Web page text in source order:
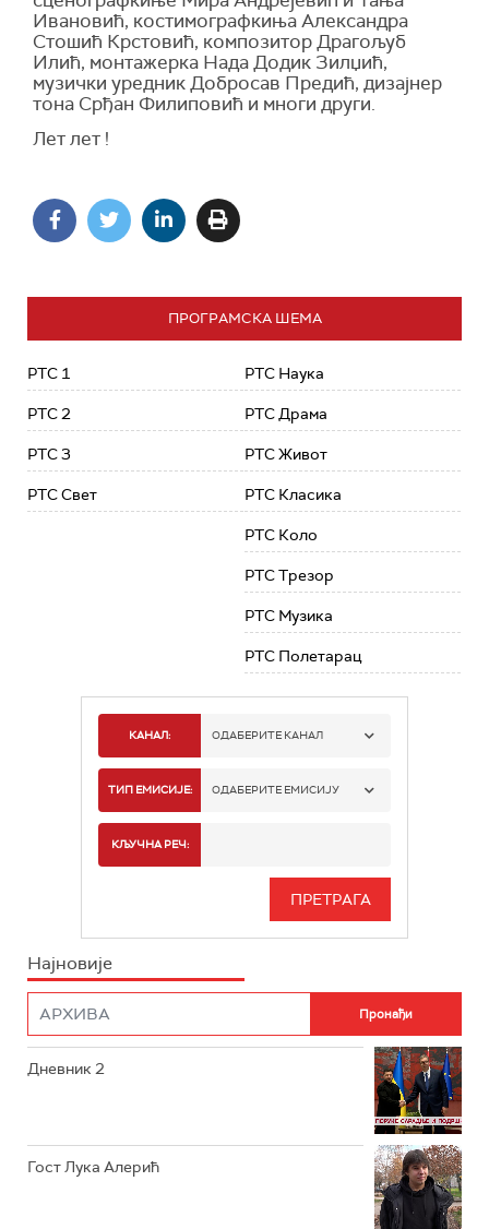
Ивановић, костимографкиња Александра
Стошић Крстовић, композитор Драгољуб
Илић, монтажерка Нада Додик Зилџић,
музички уредник Добросав Предић, дизајнер
тона Срђан Филиповић и многи други.
Лет лет !
ПРОГРАМСКА ШЕМА
РТС 1
РТС 2
РТС 3
РТС Свет
РТС Наука
РТС Драма
РТС Живот
РТС Класика
РТС Коло
РТС Трезор
РТС Музика
РТС Полетарац
КАНАЛ: ОДАБЕРИТЕ КАНАЛ
РТС 1
РТС 3
ТИП ЕМИСИЈЕ: ОДАБЕРИТЕ ЕМИСИЈУ
ИНФО
КЉУЧНА РЕЧ:
Најновије
Дневник 2
Гост Лука Алерић